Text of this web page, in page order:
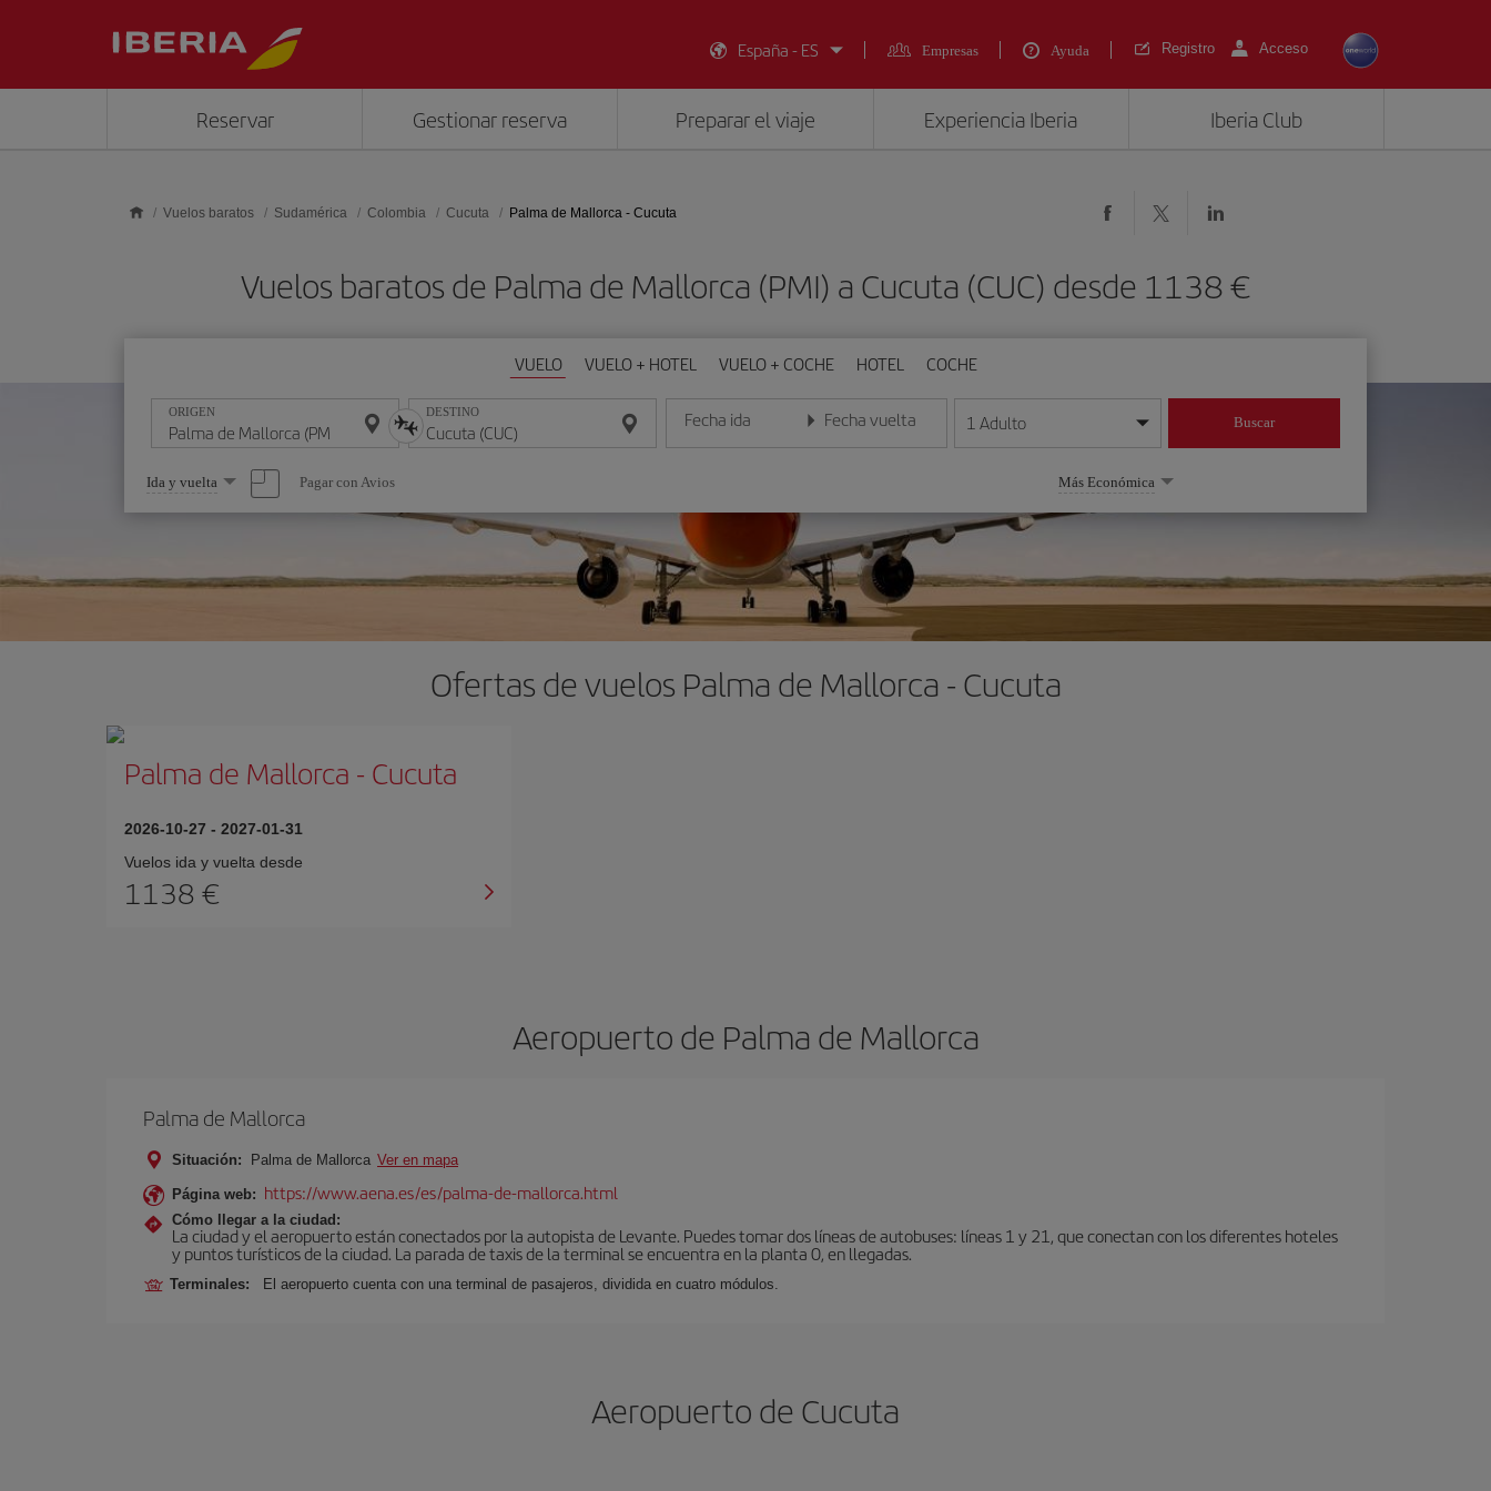
España - ES
Empresas Ayuda Registro Acceso
Reservar Gestionar reserva Preparar el viaje Experiencia Iberia Iberia Club
Vuelos baratos Sudamérica Colombia Cucuta Palma de Mallorca - Cucuta
Vuelos baratos de Palma de Mallorca (PMI) a Cucuta (CUC) desde 1138 €
VUELO VUELO + HOTEL VUELO + COCHE HOTEL COCHE
ORIGEN DESTINO Fecha ida
Introduce la fecha en formato día/mes/año
Fecha vuelta
Introduce la fecha en formato día/mes/año
1 Adulto Buscar
Seleccione
una
opción
Ida y vuelta Pagar con Avios Más Económica
Ofertas de vuelos Palma de Mallorca - Cucuta
Palma de Mallorca - Cucuta
2026-10-27 - 2027-01-31
Vuelos ida y vuelta desde
1138 €
Aeropuerto de Palma de Mallorca
Palma de Mallorca
Situación: Palma de Mallorca Ver en mapa
Página web: https://www.aena.es/es/palma-de-mallorca.html
Cómo llegar a la ciudad:
La ciudad y el aeropuerto están conectados por la autopista de Levante. Puedes tomar dos líneas de autobuses: líneas 1 y 21, que conectan con los diferentes hoteles
y puntos turísticos de la ciudad. La parada de taxis de la terminal se encuentra en la planta 0, en llegadas.
Terminales: El aeropuerto cuenta con una terminal de pasajeros, dividida en cuatro módulos.
Aeropuerto de Cucuta